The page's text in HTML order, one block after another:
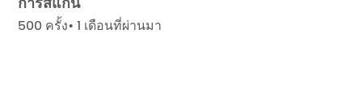
500 ครั้ง• 1 เดือนที่ผ่านมา